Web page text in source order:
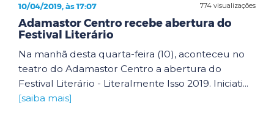
774 visualizações
10/04/2019, às 17:07
Adamastor Centro recebe abertura do
Festival Literário
Na manhã desta quarta-feira (10), aconteceu no
teatro do Adamastor Centro a abertura do
Festival Literário - Literalmente Isso 2019. Iniciati...
[saiba mais]